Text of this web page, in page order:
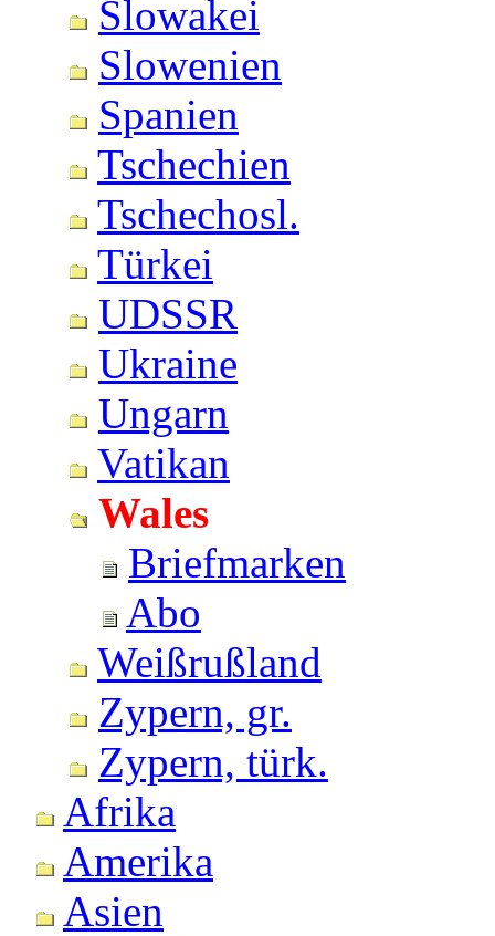
Slowakei
Slowenien
Spanien
Tschechien
Tschechosl.
Türkei
UDSSR
Ukraine
Ungarn
Vatikan
Wales
Briefmarken
Abo
Weißrußland
Zypern, gr.
Zypern, türk.
Afrika
Amerika
Asien